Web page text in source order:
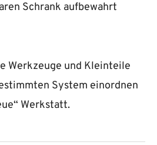
Schrank aufbewahrt
Werkzeuge und Kleinteile
System einordnen
Werkstatt.